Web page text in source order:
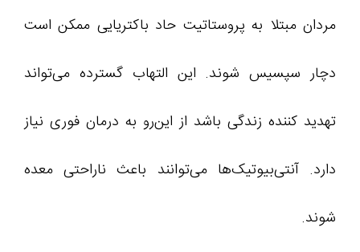
مردان مبتلا به پروستاتیت حاد باکتریایی ممکن است
دچار سپسیس شوند. این التهاب گسترده می‌تواند
تهدید کننده زندگی باشد از این‌رو به درمان فوری نیاز
دارد. آنتی‌بیوتیک‌ها می‌توانند باعث ناراحتی معده
شوند.